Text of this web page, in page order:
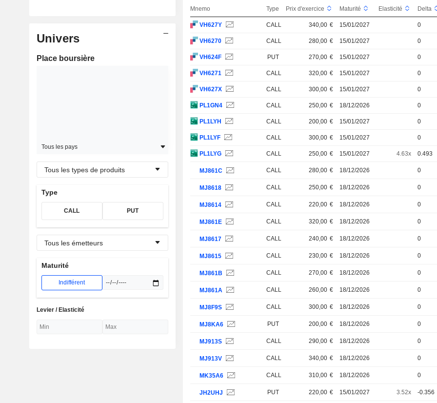
Univers
Place boursière
Tous les pays
Tous les types de produits
Type
CALL PUT
Tous les émetteurs
Maturité
Indifférent
Levier / Elasticité
Mnemo Type Prix d'exercice Maturité Elasticité Delta
VH627Y CALL 340,00 € 15/01/2027 0
VH6270 CALL 280,00 € 15/01/2027 0
VH624F PUT 270,00 € 15/01/2027 0
VH6271 CALL 320,00 € 15/01/2027 0
VH627X CALL 300,00 € 15/01/2027 0
PL1GN4 CALL 250,00 € 18/12/2026 0
PL1LYH CALL 200,00 € 15/01/2027 0
PL1LYF CALL 300,00 € 15/01/2027 0
PL1LYG CALL 250,00 € 15/01/2027 4.63x 0.493
MJ861C CALL 280,00 € 18/12/2026 0
MJ8618 CALL 250,00 € 18/12/2026 0
MJ8614 CALL 220,00 € 18/12/2026 0
MJ861E CALL 320,00 € 18/12/2026 0
MJ8617 CALL 240,00 € 18/12/2026 0
MJ8615 CALL 230,00 € 18/12/2026 0
MJ861B CALL 270,00 € 18/12/2026 0
MJ861A CALL 260,00 € 18/12/2026 0
MJ8F9S CALL 300,00 € 18/12/2026 0
MJ8KA6 PUT 200,00 € 18/12/2026 0
MJ913S CALL 290,00 € 18/12/2026 0
MJ913V CALL 340,00 € 18/12/2026 0
MK35A6 CALL 310,00 € 18/12/2026 0
JH2UHJ PUT 220,00 € 15/01/2027 3.52x -0.356